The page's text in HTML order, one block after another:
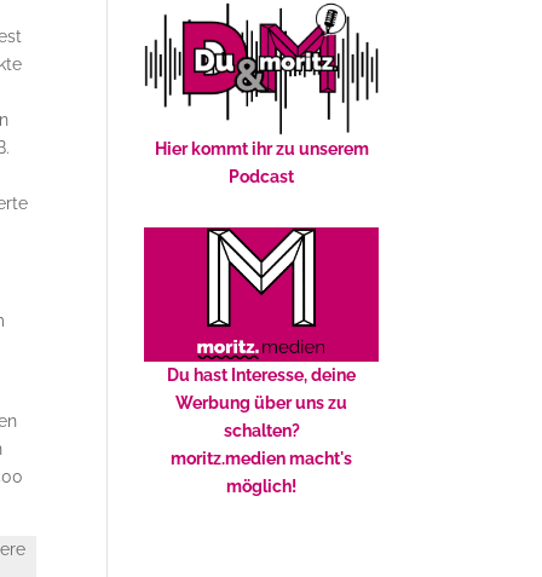
Hier kommt ihr zu unserem
Podcast
Du hast Interesse, deine
Werbung über uns zu
schalten?
moritz.medien macht's
möglich!